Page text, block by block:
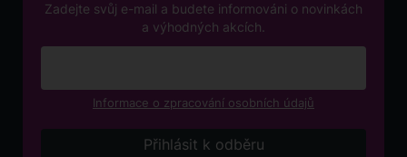
Zadejte svůj e-mail a budete informováni o novinkách
a výhodných akcích.
Informace o zpracování osobních údajů